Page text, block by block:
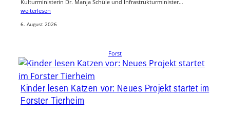
Kulturministerin Dr. Manja Schüle und Infrastrukturminister…
weiterlesen
6. August 2026
Forst
Kinder lesen Katzen vor: Neues Projekt startet im
Forster Tierheim